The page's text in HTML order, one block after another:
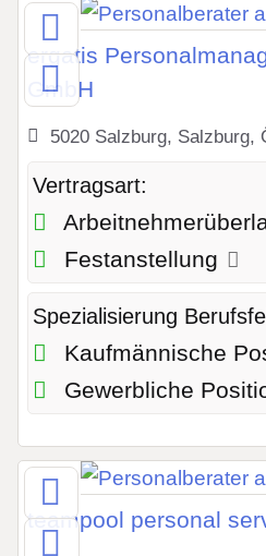
ergatis
GmbH
5020 Salzburg, Salzburg,
Vertragsart:
Festanstellung
Spezialisierung
Kaufmännische
Gewerbliche
teampool personal